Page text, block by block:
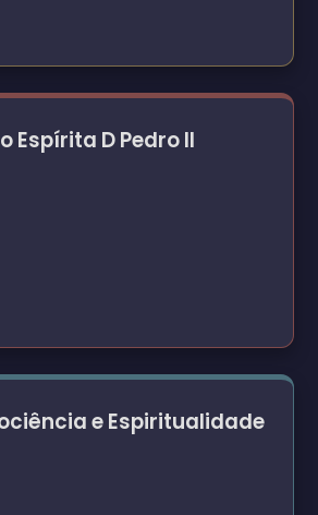
Espírita D Pedro II
e Espiritualidade